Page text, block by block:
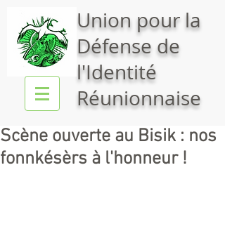
Union pour la
Défense de
l'Identité
Réunionnaise
Scène ouverte au Bisik : nos
fonnkésèrs à l'honneur !